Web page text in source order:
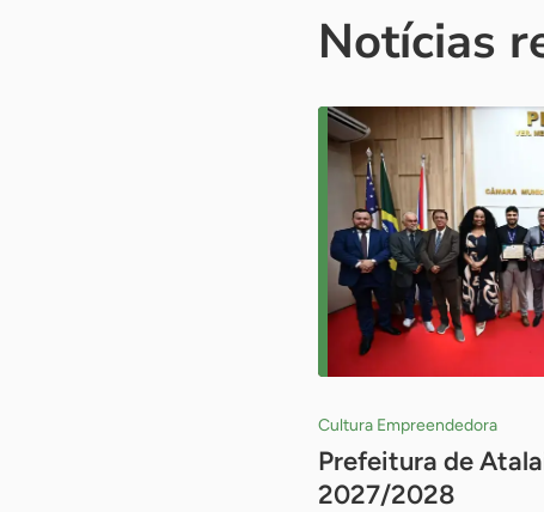
Notícias
Cultura Empreendedora
Prefeitura de
2027/2028